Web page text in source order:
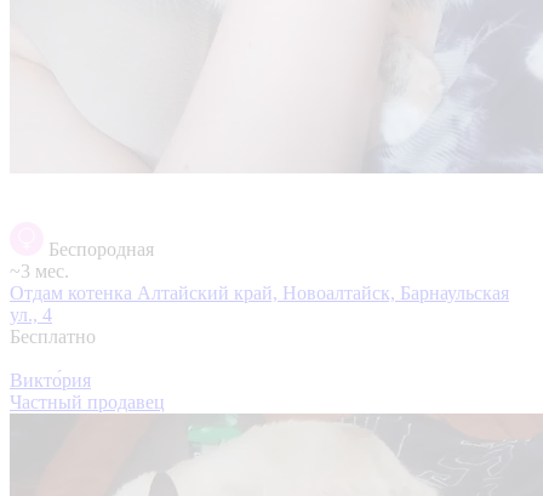
Беспородная
~3 мес.
Отдам котенка Алтайский край, Новоалтайск, Барнаульская
ул., 4
Бесплатно
Викто́рия
Частный продавец